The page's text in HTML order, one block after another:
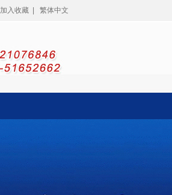
加入收藏 繁体中文